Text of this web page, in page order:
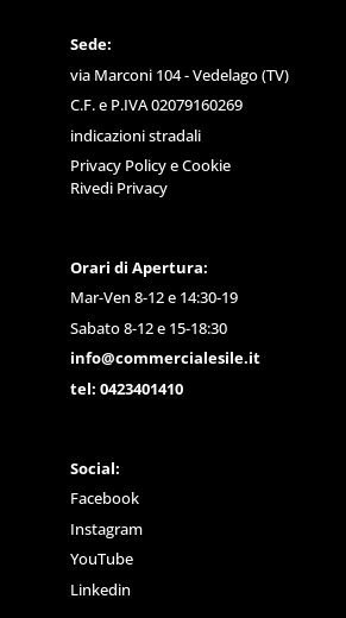
Sede:
via Marconi 104 - Vedelago (TV)
C.F. e P.IVA 02079160269
indicazioni stradali
Privacy PolicyeCookie
Rivedi Privacy
Orari di Apertura:
Mar-Ven 8-12 e 14:30-19
Sabato 8-12 e 15-18:30
info@commercialesile.it
tel: 0423401410
Social:
Facebook
Instagram
YouTube
Linkedin